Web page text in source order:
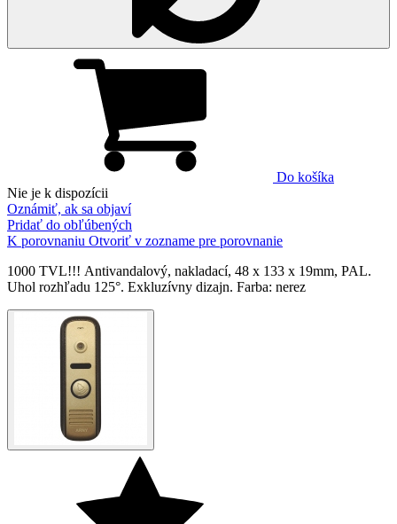
Do košíka
Nie je k dispozícii
Oznámiť, ak sa objaví
Pridať do obľúbených
K porovnaniu Otvoriť v zozname pre porovnanie
1000 TVL!!! Аntivandalový, nakladací, 48 х 133 х 19mm, PAL.
Uhol rozhľadu 125°. Exkluzívny dizajn. Farba: nerez